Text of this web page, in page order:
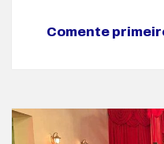
Comente